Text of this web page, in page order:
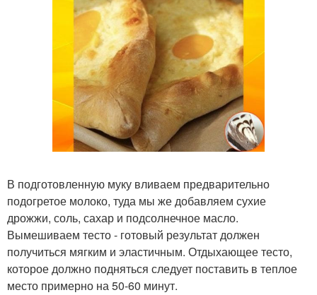
В подготовленную муку вливаем предварительно
подогретое молоко, туда мы же добавляем сухие
дрожжи, соль, сахар и подсолнечное масло.
Вымешиваем тесто - готовый результат должен
получиться мягким и эластичным. Отдыхающее тесто,
которое должно подняться следует поставить в теплое
место примерно на 50-60 минут.